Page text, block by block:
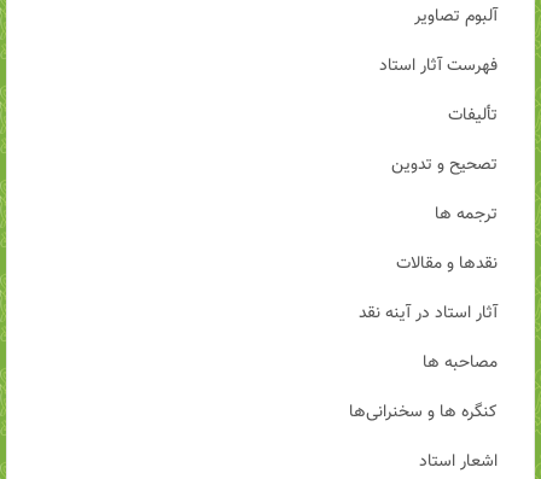
آلبوم تصاویر
فهرست آثار استاد
تألیفات
تصحیح و تدوین
ترجمه ها
نقدها و مقالات
آثار استاد در آینه نقد
مصاحبه ها
کنگره ها و سخنرانی‌ها
اشعار استاد